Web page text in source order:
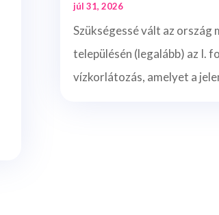
júl 31, 2026
Szükségessé vált az ország
településén (legalább) az I.
vízkorlátozás, amelyet a